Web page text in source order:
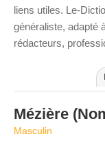
liens utiles. Le-
généraliste, adapté
rédacteurs,
Mézière
Masculin